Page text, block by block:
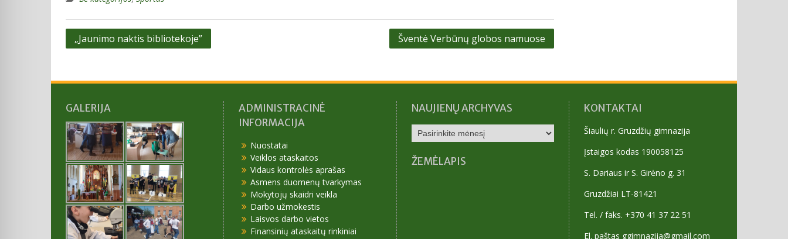
Navigacija
„Jaunimo naktis bibliotekoje” Šventė Verbūnų globos namuose
GALERIJA
ADMINISTRACINĖ
INFORMACIJA
Nuostatai
Veiklos ataskaitos
Vidaus kontrolės aprašas
Asmens duomenų tvarkymas
Mokytojų skaidri veikla
Darbo užmokestis
Laisvos darbo vietos
Finansinių ataskaitų rinkiniai
NAUJIENŲ ARCHYVAS
NAUJIENŲ
ARCHYVAS
ŽEMĖLAPIS
KONTAKTAI
Šiaulių r. Gruzdžių gimnazija
Įstaigos kodas 190058125
S. Dariaus ir S. Girėno g. 31
Gruzdžiai LT-81421
Tel. / faks. +370 41 37 22 51
El. paštas ggimnazija@gmail.com